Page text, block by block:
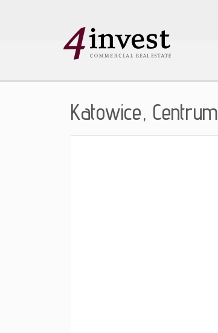
Katowice, Centrum